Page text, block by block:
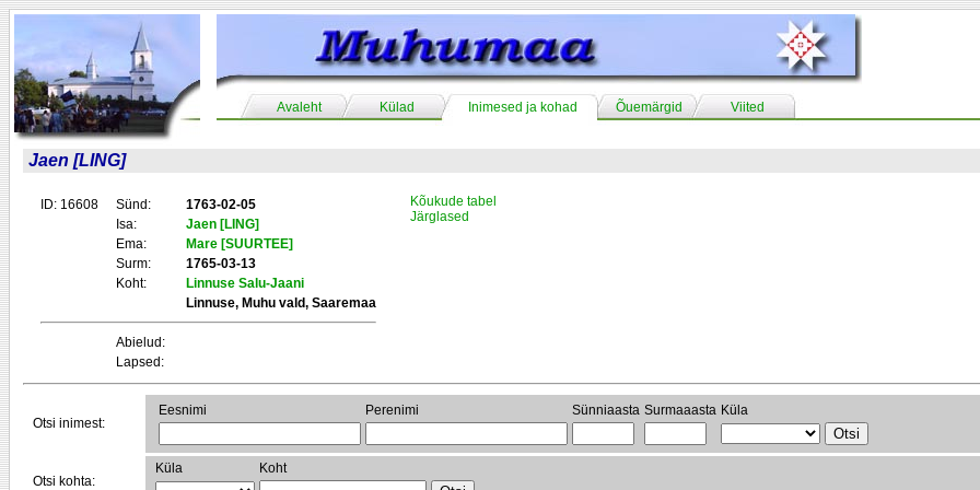
Avaleht Külad Inimesed ja kohad Õuemärgid Viited
Jaen [LING]
ID: 16608 Sünd:
1763-02-05
Isa:
Jaen [LING]
Ema:
Mare [SUURTEE]
Surm:
1765-03-13
Koht:
Linnuse Salu-Jaani
Linnuse, Muhu vald, Saaremaa
Abielud:
Lapsed:
Kõukude tabel
Järglased
Otsi inimest:
Eesnimi Perenimi Sünniaasta Surmaaasta Küla
Otsi kohta:
Küla Koht